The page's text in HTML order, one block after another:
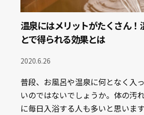
温泉にはメリットがたくさん！
とで得られる効果とは
2020.6.26
普段、お風呂や温泉に何となく入
いのではないでしょうか。体の汚
に毎日入浴する人も多いと思いま